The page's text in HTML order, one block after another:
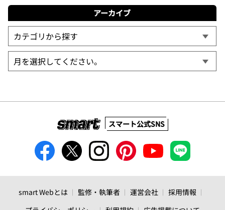
アーカイブ
スマート公式SNS
smart Webとは 監修・執筆者 運営会社
採用情報